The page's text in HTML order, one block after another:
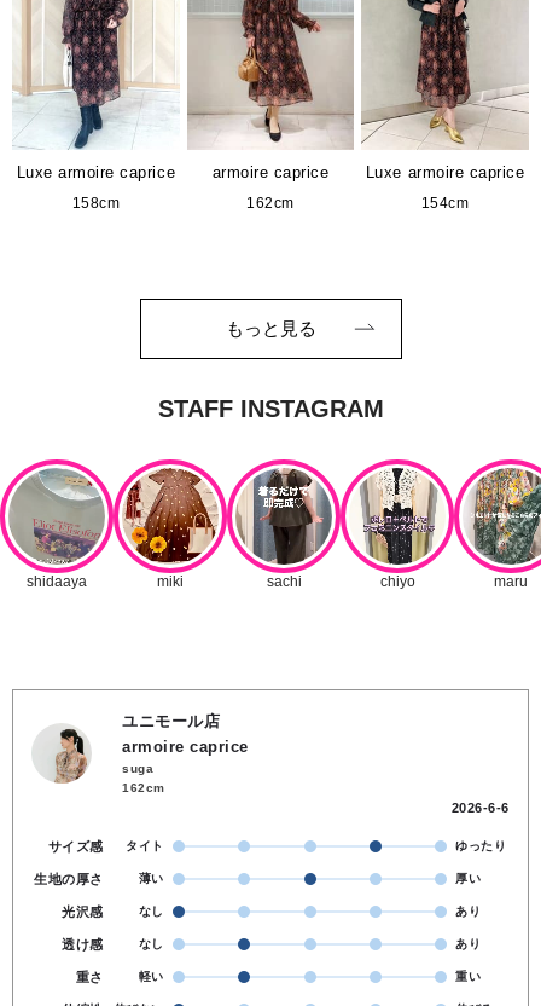
Luxe armoire caprice
158cm
armoire caprice
162cm
Luxe armoire caprice
154cm
もっと見る
ユニモール店
armoire caprice
suga
162cm
2026-6-6
サイズ感 タイト ゆったり
生地の厚さ 薄い 厚い
光沢感 なし あり
透け感 なし あり
重さ 軽い 重い